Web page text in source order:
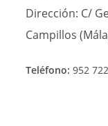
Dirección: C/
Campillos
Teléfono: 952